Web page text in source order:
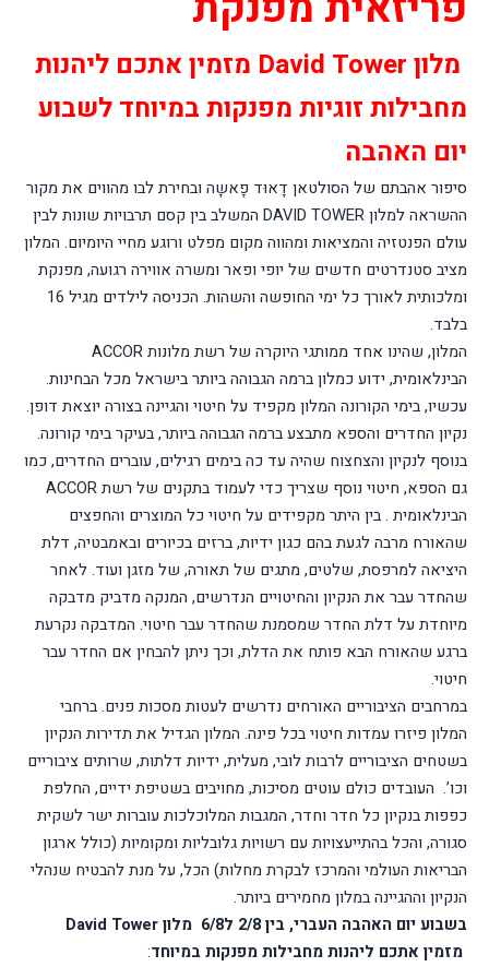
מלון David Tower מזמין אתכם ליהנות
מחבילות זוגיות מפנקות במיוחד לשבוע
יום האהבה
סיפור אהבתם של הסולטאן דָאוּד פָאשָה ובחירת לבו מהווים את מקור
ההשראה למלוןDAVID TOWER המשלב בין קסם תרבויות שונות לבין
עולם הפנטזיה והמציאות ומהווה מקום מפלט ורוגע מחיי היומיום. המלון
מציב סטנדרטים חדשים של יופי ופאר ומשרה אווירה רגועה, מפנקת
ומלכותית לאורך כל ימי החופשה והשהות. הכניסה לילדים מגיל 16
בלבד.
המלון, שהינו אחד ממותגי היוקרה של רשת מלונותACCOR
הבינלאומית, ידוע כמלון ברמה הגבוהה ביותר בישראל מכל הבחינות.
עכשיו, בימי הקורונה המלון מקפיד על חיטוי והגיינה בצורה יוצאת דופן.
נקיון החדרים והספא מתבצע ברמה הגבוהה ביותר, בעיקר בימי קורונה.
בנוסף לנקיון והצחצוח שהיה עד כה בימים רגילים, עוברים החדרים, כמו
גם הספא, חיטוי נוסף שצריך כדי לעמוד בתקנים של רשתACCOR
הבינלאומית .בין היתר מקפידים על חיטוי כל המוצרים והחפצים
שהאורח מרבה לגעת בהם כגון ידיות, ברזים בכיורים ובאמבטיה, דלת
היציאה למרפסת, שלטים, מתגים של תאורה, של מזגן ועוד. לאחר
שהחדר עבר את הנקיון והחיטויים הנדרשים, המנקה מדביק מדבקה
מיוחדת על דלת החדר שמסמנת שהחדר עבר חיטוי. המדבקה נקרעת
ברגע שהאורח הבא פותח את הדלת, וכך ניתן להבחין אם החדר עבר
חיטוי.
במרחבים הציבוריים האורחים נדרשים לעטות מסכות פנים. ברחבי
המלון פיזרו עמדות חיטוי בכל פינה. המלון הגדיל את תדירות הנקיון
בשטחים הציבוריים לרבות לובי, מעלית, ידיות דלתות, שרותים ציבוריים
וכו’. העובדים כולם עוטים מסיכות, מחויבים בשטיפת ידיים, החלפת
כפפות בנקיון כל חדר וחדר, המגבות המלוכלכות עוברות ישר לשקית
סגורה, והכל בהתייעצויות עם רשויות גלובליות ומקומיות (כולל ארגון
הבריאות העולמי והמרכז לבקרת מחלות) הכל, על מנת להבטיח שנהלי
הנקיון וההגיינה במלון מחמירים ביותר.
בשבוע יום האהבה העברי, בין 2/8 ל6/8 מלון
David Tower
מזמין אתכם ליהנות מחבילות מפנקות במיוחד: